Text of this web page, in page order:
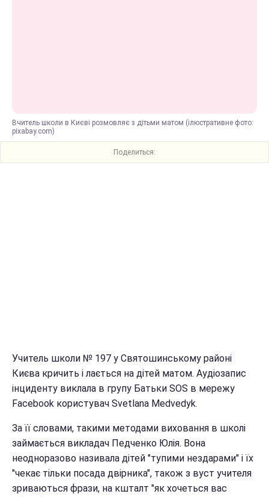
Вчитель школи в Києві розмовляє з дітьми матом (ілюстративне фото:
pixabay.com)
Поделиться:
Учитель школи № 197 у Святошинському районі
Києва кричить і лається на дітей матом. Аудіозапис
інциденту виклала в групу Батьки SOS в мережу
Facebook користувач Svetlana Medvedyk.
За її словами, такими методами виховання в школі
займається викладач Педченко Юлія. Вона
неодноразово називала дітей "тупими нездарами" і їх
"чекає тільки посада двірника", також з вуст учителя
зриваються фрази, на кшталт "як хочеться вас